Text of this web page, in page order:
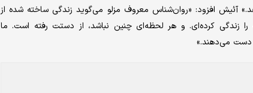
آئیش افزود: «روان‌شناس معروف مزلو می‌گوید زندگی ساخته شده از
زندگی کرده‌ای. و هر لحظه‌ای چنین نباشد، از دستت رفته است. ما
دست می‌دهند.»